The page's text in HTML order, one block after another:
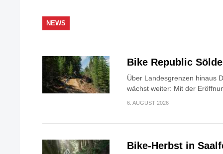
NEWS
Bike Republic
Über Landesgrenzen hinaus
wächst weiter: Mit der
6. AUGUST 2026
Bike-Herbst in